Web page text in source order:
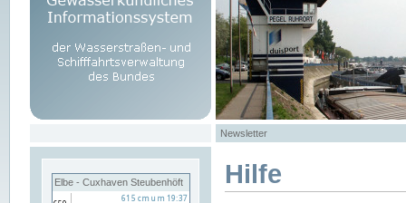
Newsletter
Elbe - Cuxhaven Steubenhöft Hilfe